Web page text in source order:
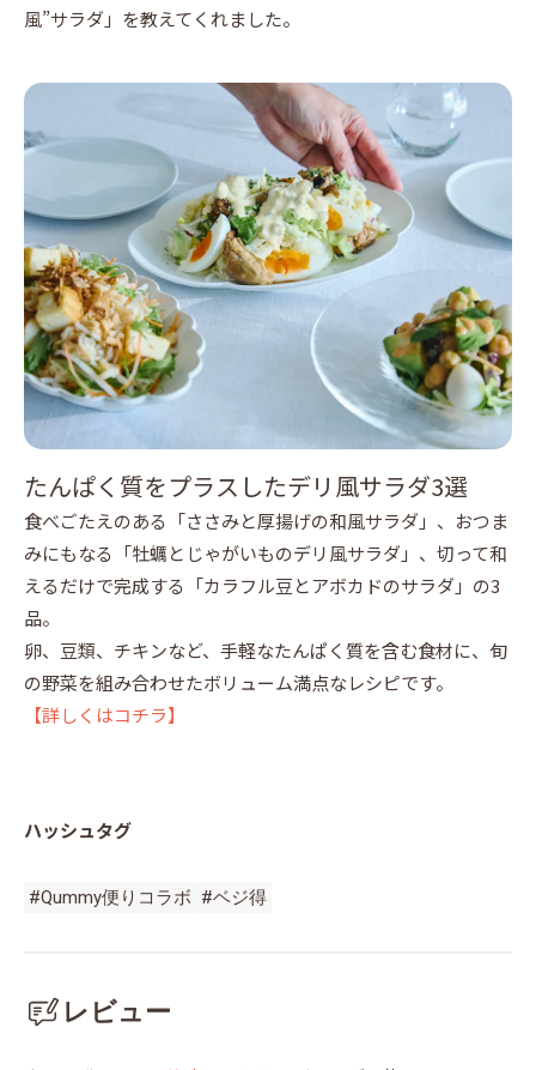
風”サラダ」を教えてくれました。
たんぱく質をプラスしたデリ風サラダ3選
食べごたえのある「ささみと厚揚げの和⾵サラダ」、おつま
みにもなる「牡蠣とじゃがいものデリ⾵サラダ」、切って和
えるだけで完成する「カラフル⾖とアボカドのサラダ」の3
品。
卵、豆類、チキンなど、手軽なたんぱく質を含む食材に、旬
【詳しくはコチラ】
ハッシュタグ
#Qummy便りコラボ #ベジ得
レビュー